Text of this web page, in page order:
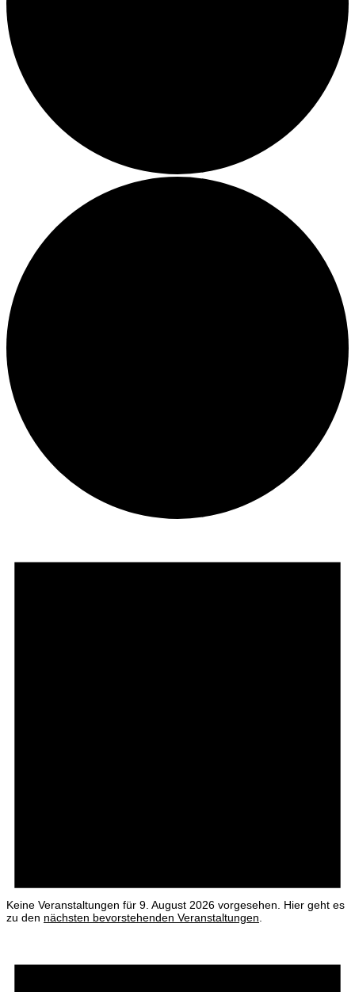
Keine Veranstaltungen für 9. August 2026 vorgesehen. Hier geht es
zu den nächsten bevorstehenden Veranstaltungen.